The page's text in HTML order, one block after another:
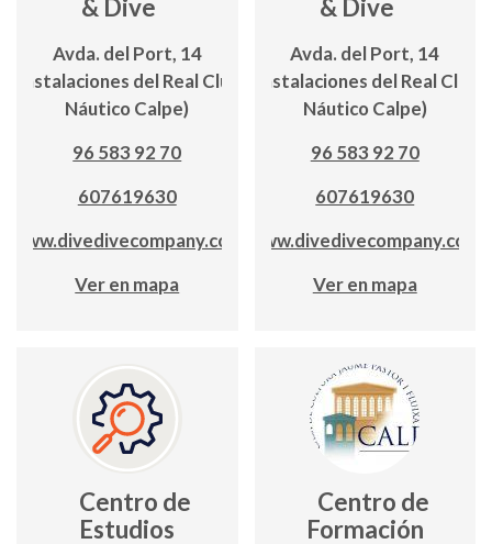
& Dive
Avda. del Port, 14
(Instalaciones del Real Club
Náutico Calpe)
96 583 92 70
607619630
www.divedivecompany.com
Ver en mapa
& Dive
Avda. del Port, 14
(Instalaciones del Real Club
Náutico Calpe)
96 583 92 70
607619630
www.divedivecompany.com
Ver en mapa
Centro de
Estudios
Centro de
Formación